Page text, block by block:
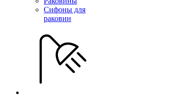
Сифоны для
раковин